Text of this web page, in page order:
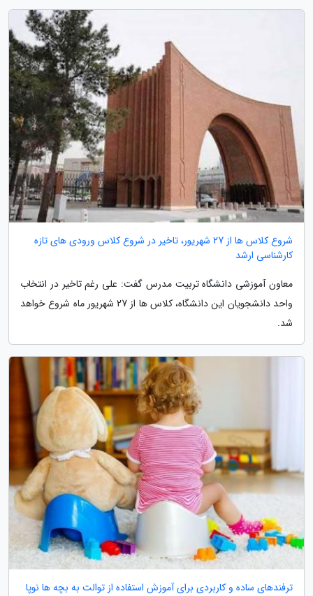
شروع کلاس ها از 27 شهریور، تاخیر در شروع کلاس ورودی های تازه
کارشناسی ارشد
معاون آموزشی دانشگاه تربیت مدرس گفت: علی رغم تاخیر در انتخاب
واحد دانشجویان این دانشگاه، کلاس ها از 27 شهریور ماه شروع خواهد
شد.
ترفندهای ساده و کاربردی برای آموزش استفاده از توالت به بچه ها نوپا